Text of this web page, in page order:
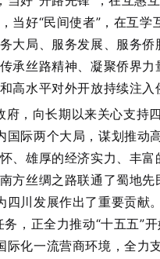
当好“民间使者”，在互学
大局、服务发展、服务
承丝路精神、凝聚侨界
高水平对外开放持续注入
，向长期以来关心支持
际两个大局，谋划推动
、雄厚的经济实力、丰富
方丝绸之路联通了蜀地
川发展作出了重要贡献
，正全力推动“十五五”
化一流营商环境，全力